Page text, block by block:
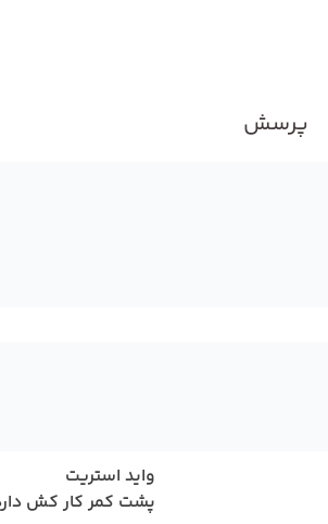
پرسش
واید استریت
پشت کمر کار کش